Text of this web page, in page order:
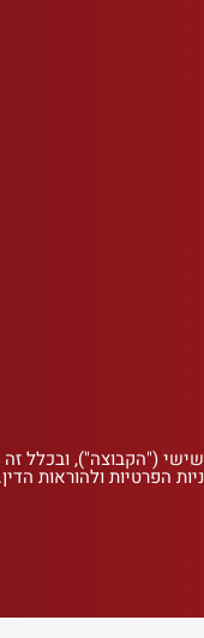
("הקבוצה"),
הפרטיות ולהוראות